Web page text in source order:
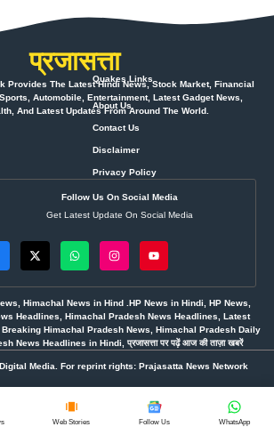
Web Stories Follow Us WhatsApp
प्रजासत्ता
Provides The Latest Hindi News, Stock Market, Financial
Automobile, Entertainment, Latest Gadget News,
And Latest Updates From Around The World.
Quakes Links
About Us
Contact Us
Disclaimer
Privacy Policy
Follow Us On Social Media
Get Latest Update On Social Media
Himachal News in Hind .HP News in Hindi, HP News,
Headlines, Himachal Pradesh News Headlines, Latest
Himachal Pradesh News, Himachal Pradesh Daily
News Headlines in Hindi, प्रजासत्ता पर पढ़ें आज की ताज़ा खबरें
Media. For reprint rights: Prajasatta News Network